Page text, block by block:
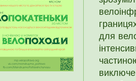
для